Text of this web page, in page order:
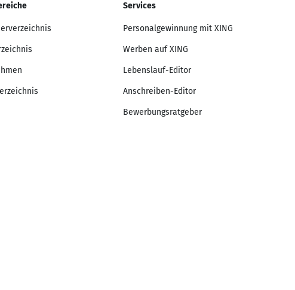
Services
Personalgewinnung mit XING
Werben auf XING
Lebenslauf-Editor
Anschreiben-Editor
Bewerbungsratgeber